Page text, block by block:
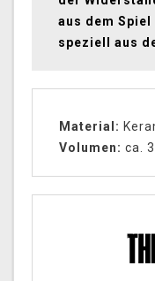
aus dem
speziell aus
Material:
Volumen: ca.